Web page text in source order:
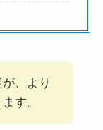
、より
す。